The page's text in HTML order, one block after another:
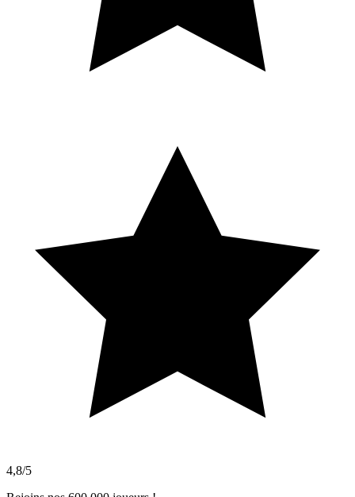
4,8/5